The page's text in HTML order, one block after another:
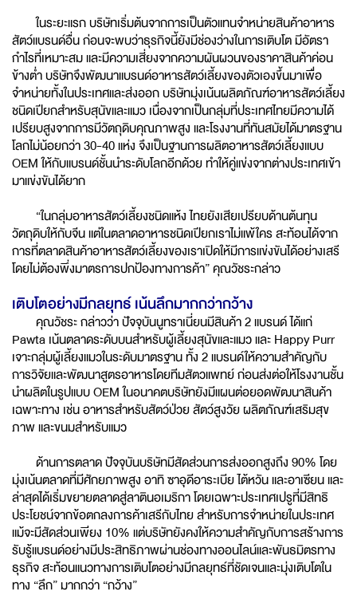
ในระยะแรก บริษัทเริ่มต้นจากการเป็นตัวแทนจำหน่ายสินค้าอาหาร
สัตว์แบรนด์อื่น ก่อนจะพบว่าธุรกิจนี้ยังมีช่องว่างในการเติบโต มีอัตรา
กำไรที่เหมาะสม และมีความเสี่ยงจากความผันผวนของราคาสินค้าค่อน
ข้างต่ำ บริษัทจึงพัฒนาแบรนด์อาหารสัตว์เลี้ยงของตัวเองขึ้นมาเพื่อ
จำหน่ายทั้งในประเทศและส่งออก บริษัทมุ่งเน้นผลิตภัณฑ์อาหารสัตว์เลี้ยง
ชนิดเปียกสำหรับสุนัขและแมว เนื่องจากเป็นกลุ่มที่ประเทศไทยมีความได้
เปรียบสูงจากการมีวัตถุดิบคุณภาพสูง และโรงงานที่ทันสมัยได้มาตรฐาน
โลกไม่น้อยกว่า 30-40 แห่ง จึงเป็นฐานการผลิตอาหารสัตว์เลี้ยงแบบ
OEM ให้กับแบรนด์ชั้นนำระดับโลกอีกด้วย ทำให้คู่แข่งจากต่างประเทศเข้า
มาแข่งขันได้ยาก
“ในกลุ่มอาหารสัตว์เลี้ยงชนิดแห้ง ไทยยังเสียเปรียบด้านต้นทุน
วัตถุดิบให้กับจีน แต่ในตลาดอาหารชนิดเปียกเราไม่แพ้ใคร สะท้อนได้จาก
การที่ตลาดสินค้าอาหารสัตว์เลี้ยงของเราเปิดให้มีการแข่งขันได้อย่างเสรี
โดยไม่ต้องพึ่งมาตรการปกป้องทางการค้า” คุณวัชระกล่าว
เติบโตอย่างมีกลยุทธ์ เน้นลึกมากกว่ากว้าง
คุณวัชระ กล่าวว่า ปัจจุบันนูทราเนี่ยนมีสินค้า 2 แบรนด์ ได้แก่
Pawta เน้นตลาดระดับบนสำหรับผู้เลี้ยงสุนัขและแมว และ Happy Purr
เจาะกลุ่มผู้เลี้ยงแมวในระดับมาตรฐาน ทั้ง 2 แบรนด์ให้ความสำคัญกับ
การวิจัยและพัฒนาสูตรอาหารโดยทีมสัตวแพทย์ ก่อนส่งต่อให้โรงงานชั้น
นำผลิตในรูปแบบ OEM ในอนาคตบริษัทยังมีแผนต่อยอดพัฒนาสินค้า
เฉพาะทาง เช่น อาหารสำหรับสัตว์ป่วย สัตว์สูงวัย ผลิตภัณฑ์เสริมสุข
ภาพ และขนมสำหรับแมว
ด้านการตลาด ปัจจุบันบริษัทมีสัดส่วนการส่งออกสูงถึง 90% โดย
มุ่งเน้นตลาดที่มีศักยภาพสูง อาทิ ซาอุดีอาระเบีย ไต้หวัน และอาเซียน และ
ล่าสุดได้เริ่มขยายตลาดสู่ลาตินอเมริกา โดยเฉพาะประเทศเปรูที่มีสิทธิ
ประโยชน์จากข้อตกลงการค้าเสรีกับไทย สำหรับการจำหน่ายในประเทศ
แม้จะมีสัดส่วนเพียง 10% แต่บริษัทยังคงให้ความสำคัญกับการสร้างการ
รับรู้แบรนด์อย่างมีประสิทธิภาพผ่านช่องทางออนไลน์และพันธมิตรทาง
ธุรกิจ สะท้อนแนวทางการเติบโตอย่างมีกลยุทธ์ที่ชัดเจนและมุ่งเติบโตใน
ทาง “ลึก” มากกว่า “กว้าง”